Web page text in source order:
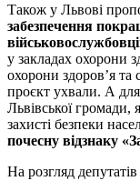
Також у Львові
забезпечення
у закладах охорони
охорони здоров’я та
проєкт ухвали. А
Львівської громади,
захисті безпеки
почесну відзнаку
На розгляд